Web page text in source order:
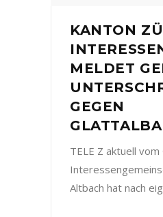
KANTON
MELDET
GEGEN
TELE Z aktuell
Altbach hat nach